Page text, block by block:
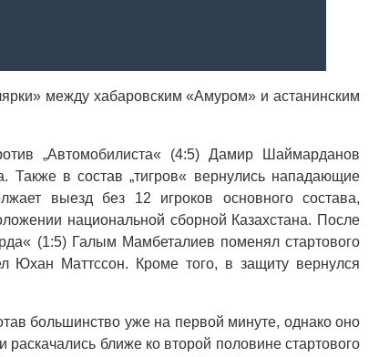
между хабаровским «Амуром» и астанинским
„Автомобилиста« (4:5) Дамир Шаймарданов
Также в состав „тигров« вернулись нападающие
выезд без 12 игроков основного состава,
национальной сборной Казахстана. После
(1:5) Галым Мамбеталиев поменял стартового
Маттссон. Кроме того, в защиту вернулся
большинство уже на первой минуте, однако оно
ближе ко второй половине стартового